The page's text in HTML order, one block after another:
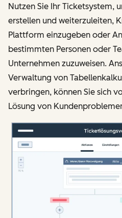
Nutzen Sie Ihr Ticketsystem,
erstellen und weiterzuleiten,
Plattform einzugeben oder
bestimmten Personen oder
Unternehmen zuzuweisen.
Verwaltung von
verbringen, können Sie sich
Lösung von